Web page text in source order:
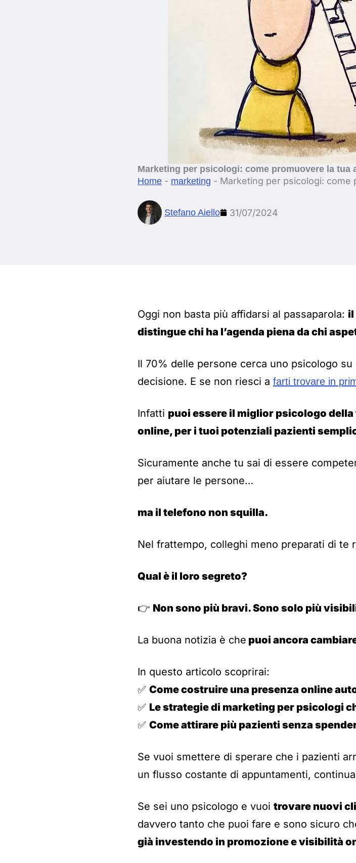
Marketing per psicologi: come promuovere la tua
Home - marketing - Marketing per psicologi: come
Stefano Aiello 31/07/2024
Oggi non basta più affidarsi al passaparola: il
distingue chi ha l’agenda piena da chi
Il 70% delle persone cerca uno psicologo
decisione. E se non riesci a farti trovare in
Infatti puoi essere il miglior psicologo
online, per i tuoi potenziali pazienti
Sicuramente anche tu sai di essere
per aiutare le persone…
ma il telefono non squilla.
Nel frattempo, colleghi meno preparati di te
Qual è il loro segreto?
👉 Non sono più bravi. Sono solo più
La buona notizia è che puoi ancora
In questo articolo scoprirai:
✅ Come costruire una presenza online
✅ Le strategie di marketing per psicologi
✅ Come attirare più pazienti senza
Se vuoi smettere di sperare che i pazienti
un flusso costante di appuntamenti,
Se sei uno psicologo e vuoi trovare nuovi
davvero tanto che puoi fare e sono sicuro
già investendo in promozione e visibilità